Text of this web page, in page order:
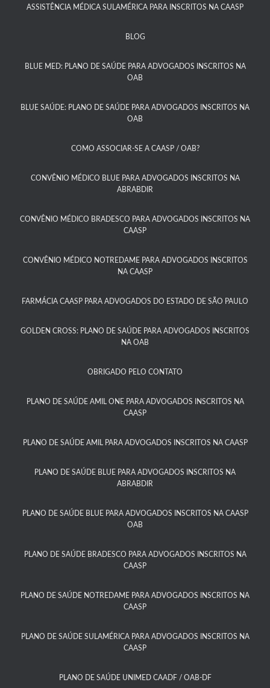
ASSISTÊNCIA MÉDICA SULAMÉRICA PARA INSCRITOS NA CAASP​
BLOG
BLUE MED: PLANO DE SAÚDE PARA ADVOGADOS INSCRITOS NA
OAB
BLUE SAÚDE: PLANO DE SAÚDE PARA ADVOGADOS INSCRITOS NA
OAB​
COMO ASSOCIAR-SE A CAASP / OAB?​
CONVÊNIO MÉDICO BLUE PARA ADVOGADOS INSCRITOS NA
ABRABDIR
CONVÊNIO MÉDICO BRADESCO PARA ADVOGADOS INSCRITOS NA
CAASP​
CONVÊNIO MÉDICO NOTREDAME PARA ADVOGADOS INSCRITOS
NA CAASP​
FARMÁCIA CAASP PARA ADVOGADOS DO ESTADO DE SÃO PAULO​
GOLDEN CROSS: PLANO DE SAÚDE PARA ADVOGADOS INSCRITOS
NA OAB
OBRIGADO PELO CONTATO
PLANO DE SAÚDE AMIL ONE PARA ADVOGADOS INSCRITOS NA
CAASP​
PLANO DE SAÚDE AMIL PARA ADVOGADOS INSCRITOS NA CAASP
PLANO DE SAÚDE BLUE PARA ADVOGADOS INSCRITOS NA
ABRABDIR
PLANO DE SAÚDE BLUE PARA ADVOGADOS INSCRITOS NA CAASP
OAB
PLANO DE SAÚDE BRADESCO PARA ADVOGADOS INSCRITOS NA
CAASP​
PLANO DE SAÚDE NOTREDAME PARA ADVOGADOS INSCRITOS NA
CAASP​
PLANO DE SAÚDE SULAMÉRICA PARA ADVOGADOS INSCRITOS NA
CAASP​
PLANO DE SAÚDE UNIMED CAADF / OAB-DF​